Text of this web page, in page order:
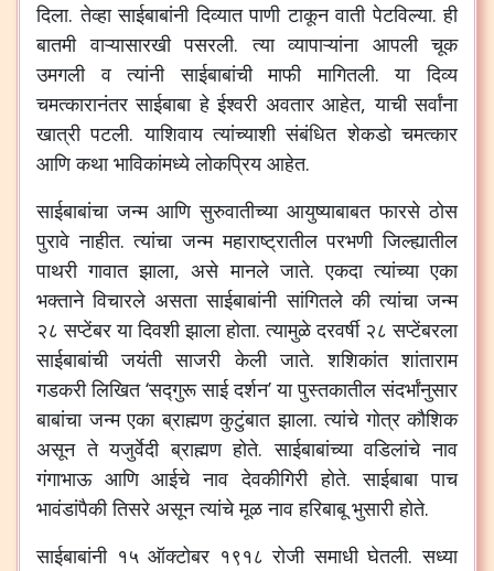
दिला. तेव्हा साईबाबांनी दिव्यात पाणी टाकून वाती पेटविल्या. ही
बातमी वाऱ्यासारखी पसरली. त्या व्यापाऱ्यांना आपली चूक
उमगली व त्यांनी साईबाबांची माफी मागितली. या दिव्य
चमत्कारानंतर साईबाबा हे ईश्वरी अवतार आहेत, याची सर्वांना
खात्री पटली. याशिवाय त्यांच्याशी संबंधित शेकडो चमत्कार
आणि कथा भाविकांमध्ये लोकप्रिय आहेत.
साईबाबांचा जन्म आणि सुरुवातीच्या आयुष्याबाबत फारसे ठोस
पुरावे नाहीत. त्यांचा जन्म महाराष्ट्रातील परभणी जिल्ह्यातील
पाथरी गावात झाला, असे मानले जाते. एकदा त्यांच्या एका
भक्ताने विचारले असता साईबाबांनी सांगितले की त्यांचा जन्म
२८ सप्टेंबर या दिवशी झाला होता. त्यामुळे दरवर्षी २८ सप्टेंबरला
साईबाबांची जयंती साजरी केली जाते. शशिकांत शांताराम
गडकरी लिखित ‘सद्गुरू साई दर्शन’ या पुस्तकातील संदर्भांनुसार
बाबांचा जन्म एका ब्राह्मण कुटुंबात झाला. त्यांचे गोत्र कौशिक
असून ते यजुर्वेदी ब्राह्मण होते. साईबाबांच्या वडिलांचे नाव
गंगाभाऊ आणि आईचे नाव देवकीगिरी होते. साईबाबा पाच
भावंडांपैकी तिसरे असून त्यांचे मूळ नाव हरिबाबू भुसारी होते.
साईबाबांनी १५ ऑक्टोबर १९१८ रोजी समाधी घेतली. सध्या